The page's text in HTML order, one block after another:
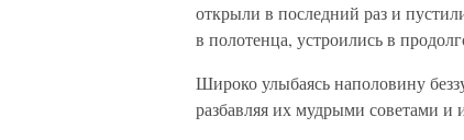
открыли в последний раз и
в полотенца, устроились в
Широко улыбаясь наполовину
разбавляя их мудрыми советами и